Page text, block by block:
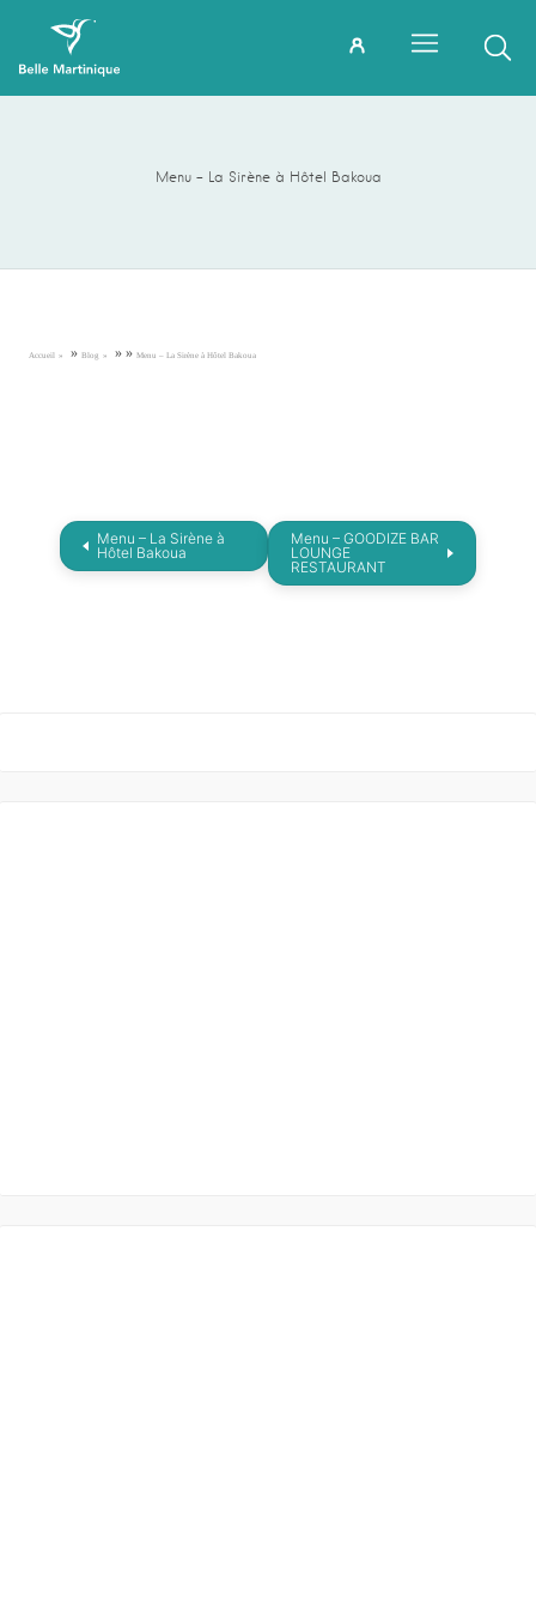
Menu – La Sirène à Hôtel Bakoua
Accueil » Blog » » Menu – La Sirène à Hôtel Bakoua
Menu – La Sirène à
Hôtel Bakoua
Menu – GOODIZE BAR
LOUNGE
RESTAURANT